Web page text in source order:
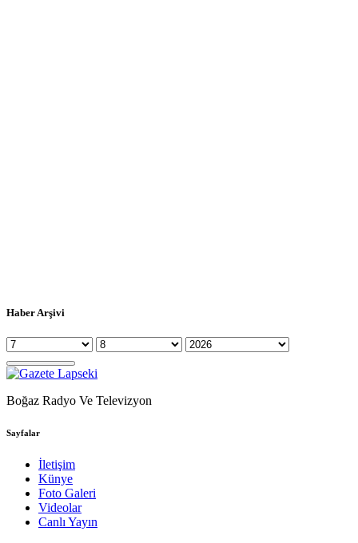
Haber Arşivi
Boğaz Radyo Ve Televizyon
Sayfalar
İletişim
Künye
Foto Galeri
Videolar
Canlı Yayın